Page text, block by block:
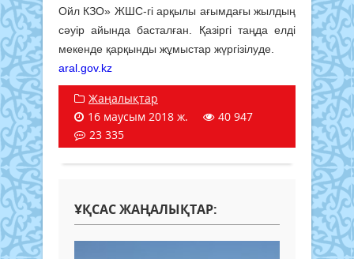
Ойл КЗО» ЖШС-гі арқылы ағымдағы жылдың
сәуір айында басталған. Қазіргі таңда елді
мекенде қарқынды жұмыстар жүргізілуде.
aral.gov.kz
Жаңалықтар
16 маусым 2018 ж.
40 947
23 335
ҰҚСАС ЖАҢАЛЫҚТАР: